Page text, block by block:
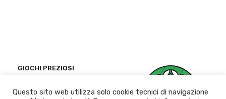
GIOCHI PREZIOSI
Politique de
confidentialité
Questo sito web utilizza solo cookie tecnici di navigazione